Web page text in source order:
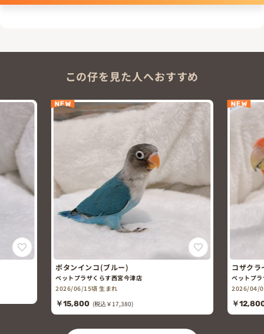
この仔を見た人へおすすめ
NEW
ボタンインコ(ブルー)
ペットプラザくらす西宮今津店
2026/06/15頃 生まれ
￥15,800 (税込￥17,380)
NEW
コザク
ペットプ
2026/04/
￥